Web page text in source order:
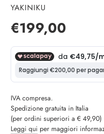
T
O
P
R
E
S
T
A
T
O
VENDITORE
YAKINIKU
Prezzo
di
listino
€199,00
IVA compresa.
Spedizione gratuita in Italia
(per ordini superiori a € 49,90)
Leggi qui per maggiori